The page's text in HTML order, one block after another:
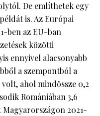
De említhetek egy
is. Az Európai
ben az EU-ban
közötti
ennyivel alacsonyabb
a szempontból a
ahol mindössze 0,2
Romániában 3,6
Magyarországon 2021-